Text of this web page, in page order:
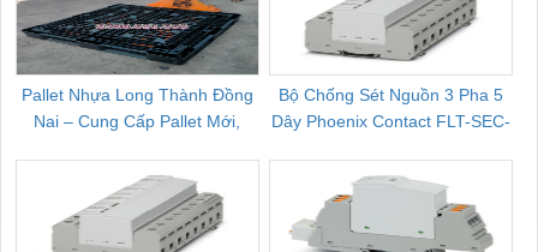
Pallet Nhựa Long Thành Đồng
Nai – Cung Cấp Pallet Mới,
Bộ Chống Sét Nguồn 3 Pha 5
Dây Phoenix Contact FLT-SEC-